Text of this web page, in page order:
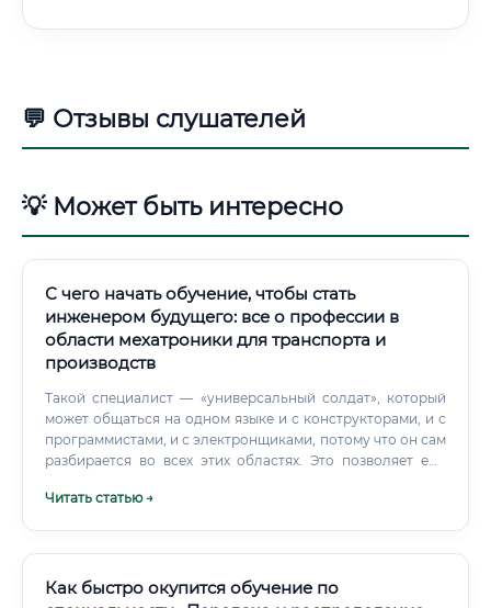
💬 Отзывы слушателей
💡 Может быть интересно
С чего начать обучение, чтобы стать
инженером будущего: все о профессии в
области мехатроники для транспорта и
производств
Такой специалист — «универсальный солдат», который
может общаться на одном языке и с конструкторами, и с
программистами, и с электронщиками, потому что он сам
разбирается во всех этих областях. Это позволяет ему
системы, предвидя проблемы на стыке дисциплин,
сейчас и в будущем?
Читать статью →
Как быстро окупится обучение по